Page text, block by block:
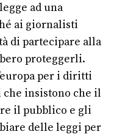
ad una
ai giornalisti
di partecipare alla
proteggerli.
per i diritti
che insistono che il
il pubblico e gli
delle leggi per